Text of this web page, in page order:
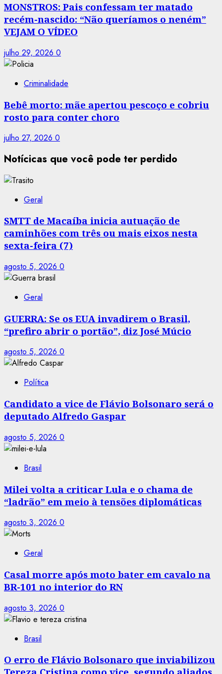
MONSTROS: Pais confessam ter matado
recém-nascido: “Não queríamos o neném”
VEJAM O VÍDEO
julho 29, 2026 0
Criminalidade
Bebê morto: mãe apertou pescoço e cobriu
rosto para conter choro
julho 27, 2026 0
Notícicas que você pode ter perdido
Geral
SMTT de Macaíba inicia autuação de
caminhões com três ou mais eixos nesta
sexta-feira (7)
agosto 5, 2026 0
Geral
GUERRA: Se os EUA invadirem o Brasil,
“prefiro abrir o portão”, diz José Múcio
agosto 5, 2026 0
Política
Candidato a vice de Flávio Bolsonaro será o
deputado Alfredo Gaspar
agosto 5, 2026 0
Brasil
Milei volta a criticar Lula e o chama de
“ladrão” em meio à tensões diplomáticas
agosto 3, 2026 0
Geral
Casal morre após moto bater em cavalo na
BR-101 no interior do RN
agosto 3, 2026 0
Brasil
O erro de Flávio Bolsonaro que inviabilizou